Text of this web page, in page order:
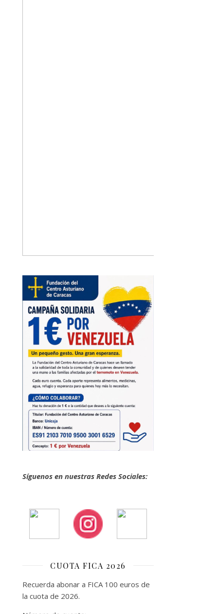
Síguenos en nuestras Redes Sociales:
CUOTA FICA 2026
Recuerda abonar a FICA 100 euros de
la cuota de 2026.